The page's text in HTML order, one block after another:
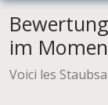
im
Voici les